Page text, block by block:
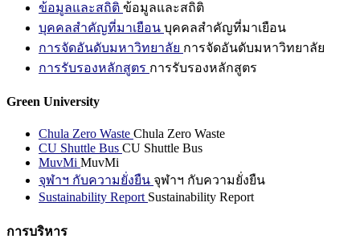
ข้อมูลและสถิติ ข้อมูลและสถิติ
บุคคลสำคัญที่มาเยือน บุคคลสำคัญที่มาเยือน
การจัดอันดับมหาวิทยาลัย การจัดอันดับมหาวิทยาลัย
การรับรองหลักสูตร การรับรองหลักสูตร
Green University
Chula Zero Waste Chula Zero Waste
CU Shuttle Bus CU Shuttle Bus
MuvMi MuvMi
จุฬาฯ กับความยั่งยืน จุฬาฯ กับความยั่งยืน
Sustainability Report Sustainability Report
การบริหาร